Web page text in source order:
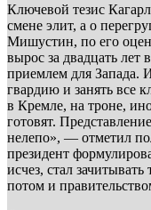
Ключевой тезис
смене элит, а о
Мишустин, по его
вырос за двадцать
приемлем для Запада.
гвардию и занять все
в Кремле, на троне,
готовят.
нелепо», — отметил
президент
исчез, стал
потом и